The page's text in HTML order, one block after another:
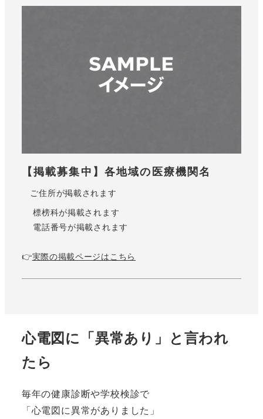
【掲載募集中】各地域の医療機関名
標榜科が掲載されます
電話番号が掲載されます
👉実際の掲載ページはこちら
ご住所が掲載されます
心電図に「異常あり」と言われ
たら
毎年の健康診断や学校検診で
「心電図に異常がありました」